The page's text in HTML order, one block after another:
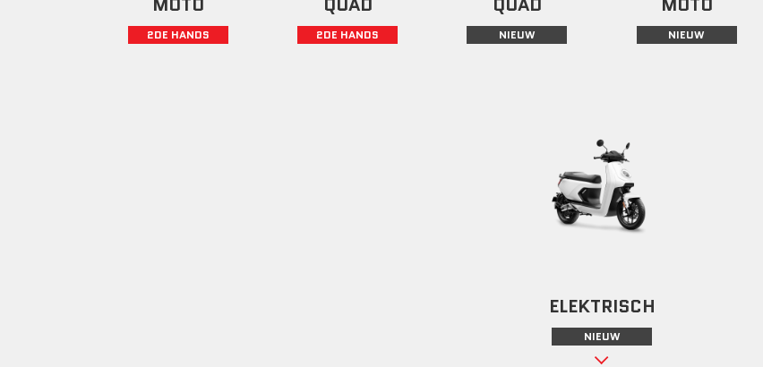
2DE HANDS 2DE HANDS NIEUW NIEUW
ELEKTRISCH
NIEUW